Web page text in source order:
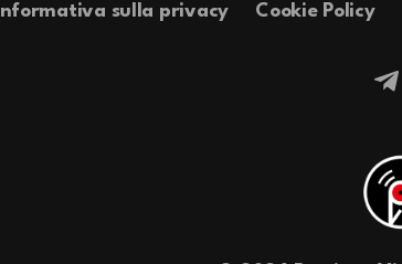
Informativa sulla privacy Cookie Policy